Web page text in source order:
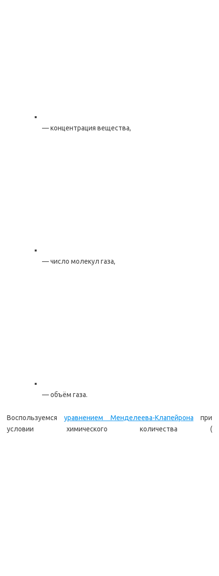
— концентрация вещества,
— число молекул газа,
— объём газа.
Воспользуемсяуравнением Менделеева-Клапейрона при
условии химического количества (